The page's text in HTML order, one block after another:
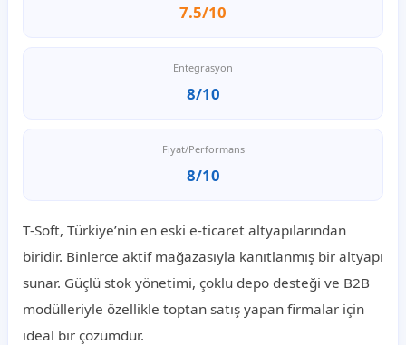
7.5/10
Entegrasyon
8/10
Fiyat/Performans
8/10
T-Soft, Türkiye’nin en eski e-ticaret altyapılarından
biridir. Binlerce aktif mağazasıyla kanıtlanmış bir altyapı
sunar. Güçlü stok yönetimi, çoklu depo desteği ve B2B
modülleriyle özellikle toptan satış yapan firmalar için
ideal bir çözümdür.